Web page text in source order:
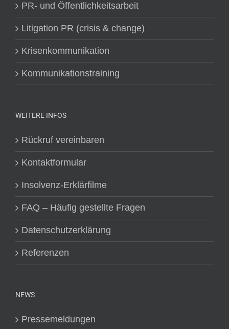
PR- und Öffentlichkeitsarbeit
Litigation PR (crisis & change)
Krisenkommunikation
Kommunikationstraining
WEITERE INFOS
Rückruf vereinbaren
Kontaktformular
Insolvenz-Erklärfilme
FAQ – Häufig gestellte Fragen
Datenschutzerklärung
Referenzen
NEWS
Pressemeldungen